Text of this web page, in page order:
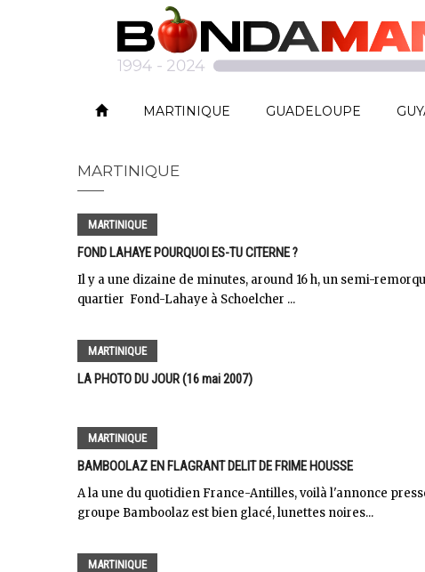
MARTINIQUE GUADELOUPE
MARTINIQUE
MARTINIQUE
FOND LAHAYE POURQUOI ES-TU CITERNE ?
Il y a une dizaine de minutes, around 16 h, un semi-
quartier Fond-Lahaye à Schoelcher ...
MARTINIQUE
LA PHOTO DU JOUR (16 mai 2007)
MARTINIQUE
BAMBOOLAZ EN FLAGRANT DELIT DE FRIME HOUSSE
A la une du quotidien France-Antilles, voilà l'annonce
groupe Bamboolaz est bien glacé, lunettes noires...
MARTINIQUE